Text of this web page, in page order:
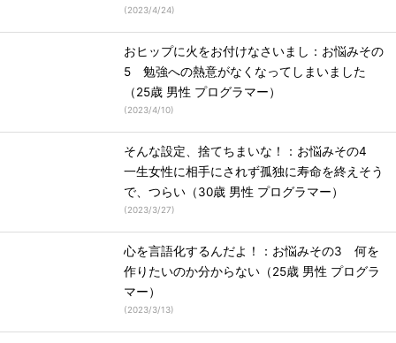
(2023/4/24)
おヒップに火をお付けなさいまし：お悩みその
5 勉強への熱意がなくなってしまいました
（25歳 男性 プログラマー）
(2023/4/10)
そんな設定、捨てちまいな！：お悩みその4
一生女性に相手にされず孤独に寿命を終えそう
で、つらい（30歳 男性 プログラマー）
(2023/3/27)
心を言語化するんだよ！：お悩みその3 何を
作りたいのか分からない（25歳 男性 プログラ
マー）
(2023/3/13)